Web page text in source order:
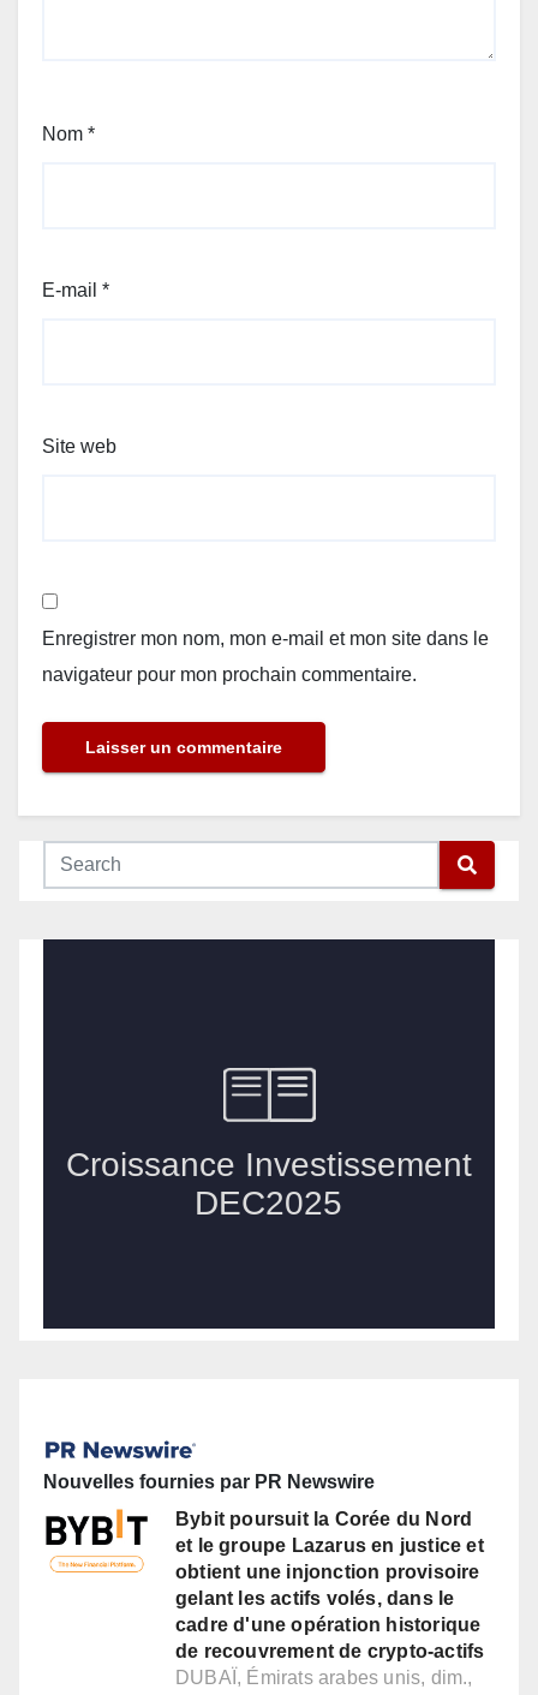
Nom *
E-mail *
Site web
Enregistrer mon nom, mon e-mail et mon site dans le
navigateur pour mon prochain commentaire.
Nouvelles fournies par PR Newswire
Bybit poursuit la Corée du Nord
et le groupe Lazarus en justice et
obtient une injonction provisoire
gelant les actifs volés, dans le
cadre d'une opération historique
de recouvrement de crypto-actifs
DUBAÏ, Émirats arabes unis, dim.,